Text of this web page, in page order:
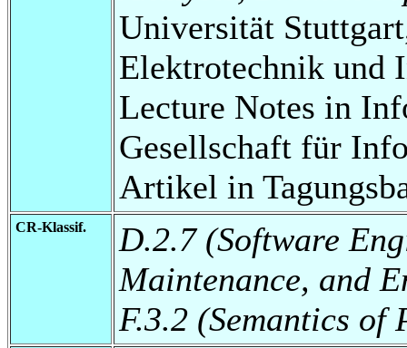
Universität
Elektrotechnik und
Lecture Notes in
Gesellschaft für
Artikel in
CR-Klassif.
D.2.7 (Software
Maintenance, and
F.3.2 (Semantics of